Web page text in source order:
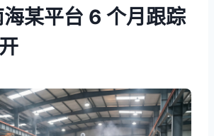
某平台 6 个月跟踪